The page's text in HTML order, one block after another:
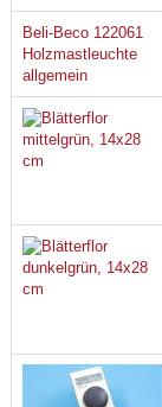
Beli-Beco 122061
Holzmastleuchte
allgemein